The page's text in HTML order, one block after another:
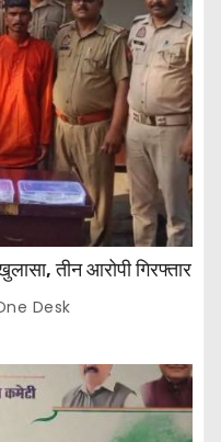
तीन आरोपी गिरफ्तार
Desk